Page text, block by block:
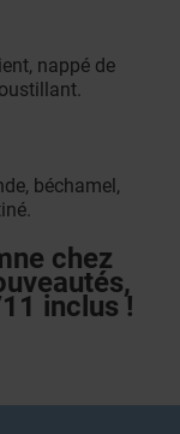
nappé de
béchamel,
chez
inclus !